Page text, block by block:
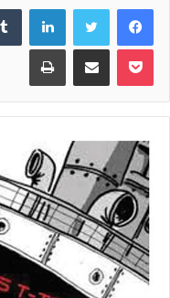
فيسبوك لينكدإن
بوكيت